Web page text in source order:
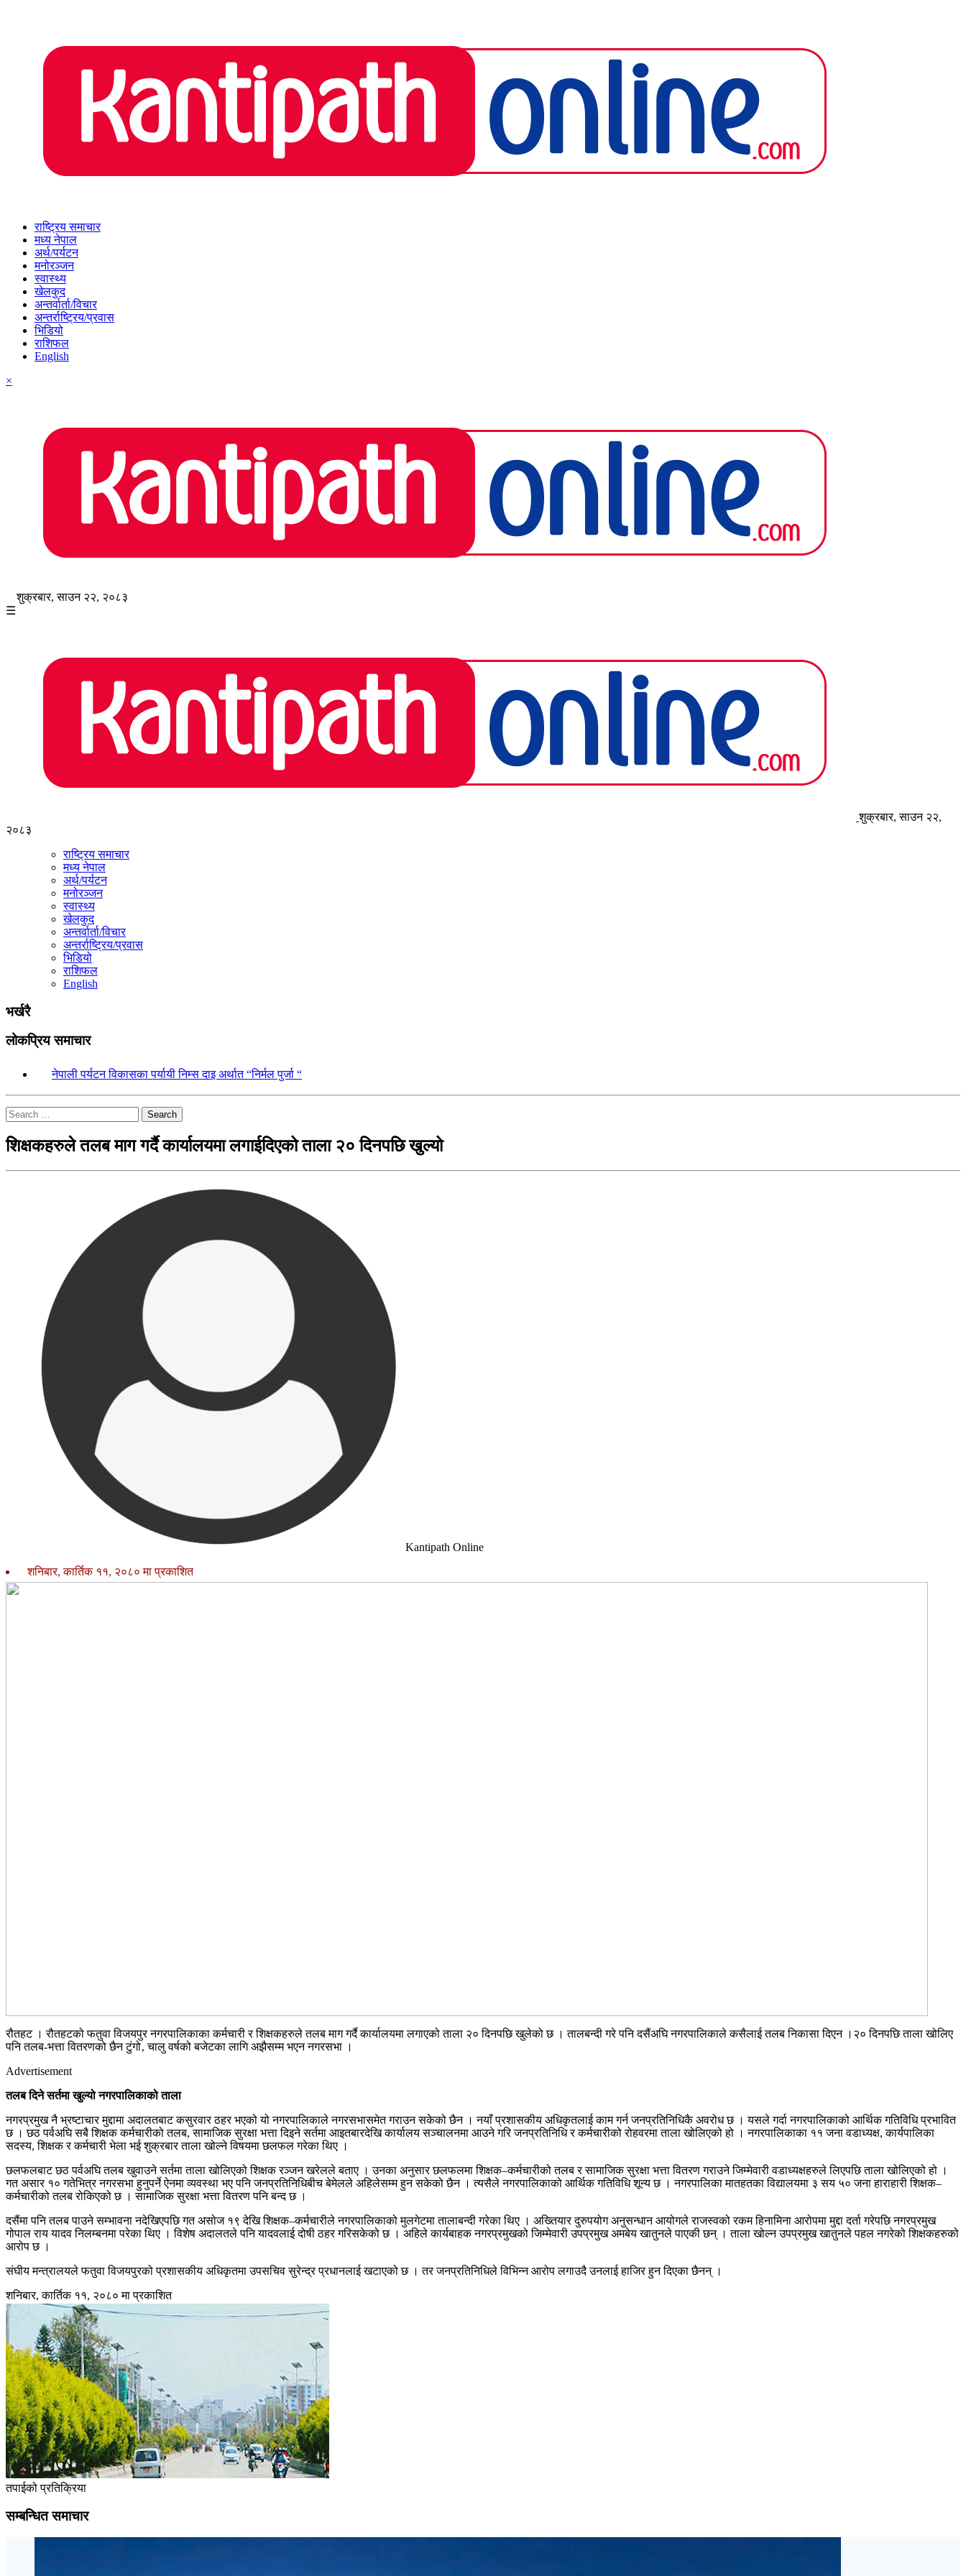
राष्ट्रिय समाचार
मध्य नेपाल
अर्थ/पर्यटन
मनोरञ्जन
स्वास्थ्य
खेलकुद
अन्तर्वार्ता/विचार
अन्तर्राष्ट्रिय/प्रवास
भिडियो
राशिफल
English
×
शुक्रबार, साउन २२, २०८३
☰
शुक्रबार, साउन २२,
२०८३
राष्ट्रिय समाचार
मध्य नेपाल
अर्थ/पर्यटन
मनोरञ्जन
स्वास्थ्य
खेलकुद
अन्तर्वार्ता/विचार
अन्तर्राष्ट्रिय/प्रवास
भिडियो
राशिफल
English
भर्खरै
लोकप्रिय समाचार
नेपाली पर्यटन विकासका पर्यायी निम्स दाइ अर्थात “निर्मल पुर्जा “
Search
शिक्षकहरुले तलब माग गर्दै कार्यालयमा लगाईदिएको ताला २० दिनपछि खुल्यो
Kantipath Online
शनिबार, कार्तिक ११, २०८० मा प्रकाशित
रौतहट । रौतहटको फतुवा विजयपुर नगरपालिकाका कर्मचारी र शिक्षकहरुले तलब माग गर्दै कार्यालयमा लगाएको ताला २० दिनपछि खुलेको छ । तालबन्दी गरे पनि दसैंअघि नगरपालिकाले कसैलाई तलब निकासा दिएन ।२० दिनपछि ताला खोलिए
पनि तलब-भत्ता वितरणको छैन टुंगो‚ चालु वर्षको बजेटका लागि अझैसम्म भएन नगरसभा ।
Advertisement
तलब दिने सर्तमा खुल्यो नगरपालिकाको ताला
नगरप्रमुख नै भ्रष्टाचार मुद्दामा अदालतबाट कसुरवार ठहर भएको यो नगरपालिकाले नगरसभासमेत गराउन सकेको छैन । नयाँ प्रशासकीय अधिकृतलाई काम गर्न जनप्रतिनिधिकै अवरोध छ । यसले गर्दा नगरपालिकाको आर्थिक गतिविधि प्रभावित
छ । छठ पर्वअघि सबै शिक्षक कर्मचारीको तलब, सामाजिक सुरक्षा भत्ता दिइने सर्तमा आइतबारदेखि कार्यालय सञ्चालनमा आउने गरि जनप्रतिनिधि र कर्मचारीको रोहवरमा ताला खोलिएको हो । नगरपालिकाका ११ जना वडाध्यक्ष, कार्यपालिका
सदस्य, शिक्षक र कर्मचारी भेला भई शुक्रबार ताला खोल्ने विषयमा छलफल गरेका थिए ।
छलफलबाट छठ पर्वअघि तलब खुवाउने सर्तमा ताला खोलिएको शिक्षक रञ्जन खरेलले बताए । उनका अनुसार छलफलमा शिक्षक–कर्मचारीको तलब र सामाजिक सुरक्षा भत्ता वितरण गराउने जिम्मेवारी वडाध्यक्षहरुले लिएपछि ताला खोलिएको हो ।
गत असार १० गतेभित्र नगरसभा हुनुपर्ने ऐनमा व्यवस्था भए पनि जनप्रतिनिधिबीच बेमेलले अहिलेसम्म हुन सकेको छैन । त्यसैले नगरपालिकाको आर्थिक गतिविधि शून्य छ । नगरपालिका मातहतका विद्यालयमा ३ सय ५० जना हाराहारी शिक्षक–
कर्मचारीको तलब रोकिएको छ । सामाजिक सुरक्षा भत्ता वितरण पनि बन्द छ ।
दसैंमा पनि तलब पाउने सम्भावना नदेखिएपछि गत असोज १९ देखि शिक्षक–कर्मचारीले नगरपालिकाको मुलगेटमा तालाबन्दी गरेका थिए । अख्तियार दुरुपयोग अनुसन्धान आयोगले राजस्वको रकम हिनामिना आरोपमा मुद्दा दर्ता गरेपछि नगरप्रमुख
गोपाल राय यादव निलम्बनमा परेका थिए । विशेष अदालतले पनि यादवलाई दोषी ठहर गरिसकेको छ । अहिले कार्यबाहक नगरप्रमुखको जिम्मेवारी उपप्रमुख अमबेय खातुनले पाएकी छन् । ताला खोल्न उपप्रमुख खातुनले पहल नगरेको शिक्षकहरुको
आरोप छ ।
संघीय मन्त्रालयले फतुवा विजयपुरको प्रशासकीय अधिकृतमा उपसचिव सुरेन्द्र प्रधानलाई खटाएको छ । तर जनप्रतिनिधिले विभिन्न आरोप लगाउदै उनलाई हाजिर हुन दिएका छैनन् ।
शनिबार, कार्तिक ११, २०८० मा प्रकाशित
तपाईको प्रतिक्रिया
सम्बन्धित समाचार